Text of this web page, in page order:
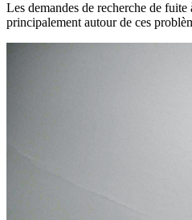
Les demandes de recherche de
principalement autour de ces